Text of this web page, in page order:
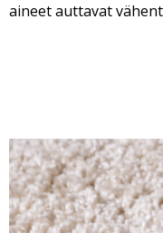
aineet auttavat